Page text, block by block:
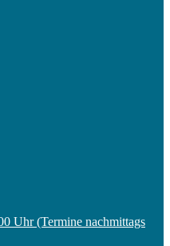
Uhr (Termine nachmittags